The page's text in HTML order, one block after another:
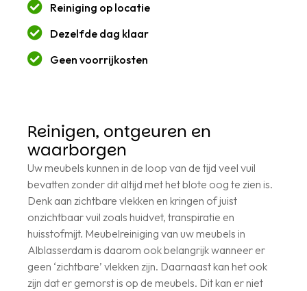
Reiniging op locatie
Dezelfde dag klaar
Geen voorrijkosten
Reinigen, ontgeuren en
waarborgen
Uw meubels kunnen in de loop van de tijd veel vuil
bevatten zonder dit altijd met het blote oog te zien is.
Denk aan zichtbare vlekken en kringen of juist
onzichtbaar vuil zoals huidvet, transpiratie en
huisstofmijt. Meubelreiniging van uw meubels in
Alblasserdam is daarom ook belangrijk wanneer er
geen ‘zichtbare’ vlekken zijn. Daarnaast kan het ook
zijn dat er gemorst is op de meubels. Dit kan er niet